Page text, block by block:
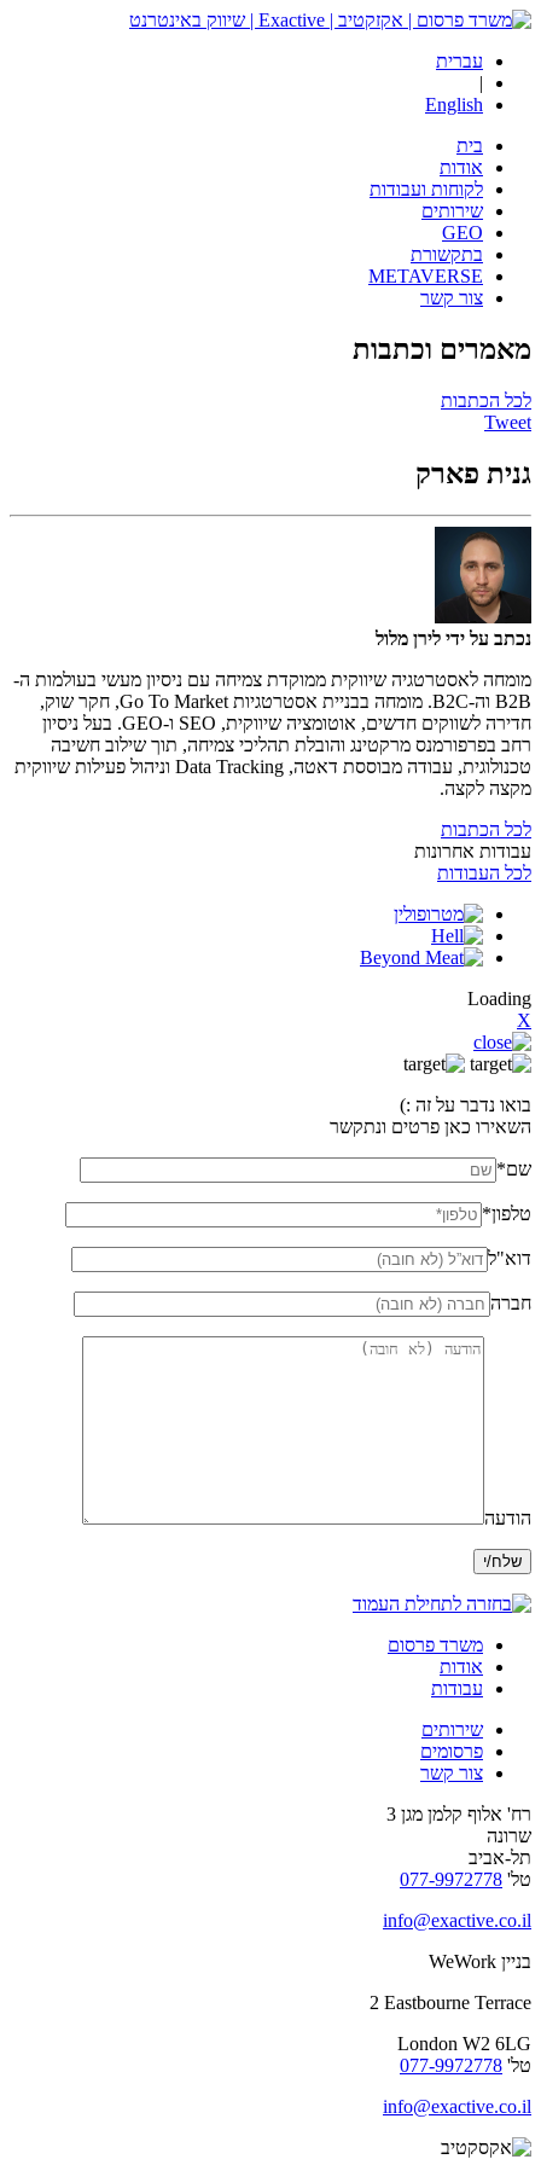
עברית
|
English
בית
אודות
לקוחות ועבודות
שירותים
GEO
בתקשורת
METAVERSE
צור קשר
מאמרים וכתבות
לכל הכתבות
Tweet
גנית פארק
נכתב על ידי לירן מלול
מומחה לאסטרטגיה שיווקית ממוקדת צמיחה עם ניסיון מעשי בעולמות ה-
B2B וה-B2C. מומחה בבניית אסטרטגיות Go To Market, חקר שוק,
חדירה לשווקים חדשים, אוטומציה שיווקית, SEO ו-GEO. בעל ניסיון
רחב בפרפורמנס מרקטינג והובלת תהליכי צמיחה, תוך שילוב חשיבה
טכנולוגית, עבודה מבוססת דאטה, Data Tracking וניהול פעילות שיווקית
מקצה לקצה.
לכל הכתבות
עבודות אחרונות
לכל העבודות
Loading
X
בואו נדבר על זה :)
השאירו כאן פרטים ונתקשר
שם*
טלפון*
דוא"ל
חברה
הודעה
משרד פרסום
אודות
עבודות
שירותים
פרסומים
צור קשר
רח' אלוף קלמן מגן 3
שרונה
תל-אביב
טל' 077-9972778
info@exactive.co.il
בניין WeWork
2 Eastbourne Terrace
London W2 6LG
טל' 077-9972778
info@exactive.co.il